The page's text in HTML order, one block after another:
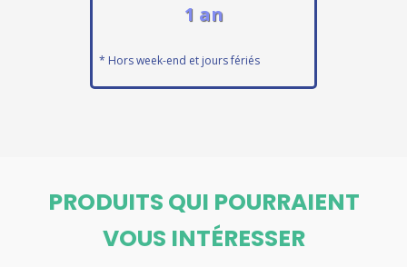
1 an
* Hors week-end et jours fériés
PRODUITS QUI POURRAIENT
VOUS INTÉRESSER